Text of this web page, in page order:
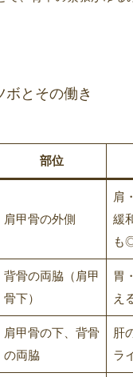
とその働き
部位
肩甲骨の外側
肩
緩
も
背骨の両脇（肩甲
骨下）
胃
え
肩甲骨の下、背骨
の両脇
肝
ラ